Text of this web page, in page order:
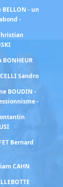
- un
-
Sandro
BOUDIN -
-
Bernard
CAHN